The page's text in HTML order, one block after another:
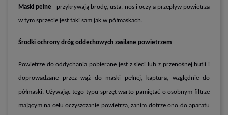
Maski pełne - przykrywają brodę, usta, nos i oczy a przepływ powietrza
w tym sprzęcie jest taki sam jak w półmaskach.
Środki ochrony dróg oddechowych zasilane powietrzem
Powietrze do oddychania pobierane jest z sieci lub z przenośnej butli i
doprowadzane przez wąż do maski pełnej, kaptura, względnie do
półmaski. Używając tego typu sprzęt warto pamiętać o osobnym filtrze
mającym na celu oczyszczanie powietrza, zanim dotrze ono do aparatu